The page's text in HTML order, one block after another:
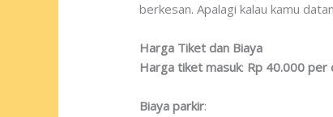
berkesan. Apalagi kalau kamu
Harga Tiket dan Biaya
Harga tiket masuk: Rp 40.000 per
Biaya parkir: